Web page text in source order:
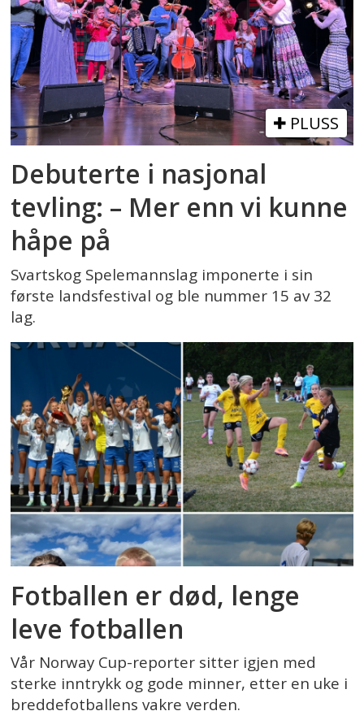
PLUSS
Debuterte i nasjonal
tevling: – Mer enn vi kunne
håpe på
Svartskog Spelemannslag imponerte i sin
første landsfestival og ble nummer 15 av 32
lag.
Fotballen er død, lenge
leve fotballen
Vår Norway Cup-reporter sitter igjen med
sterke inntrykk og gode minner, etter en uke i
breddefotballens vakre verden.